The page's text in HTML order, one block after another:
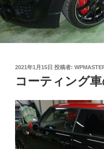
投
日:
2021年1月15日 投稿者:
コーティング